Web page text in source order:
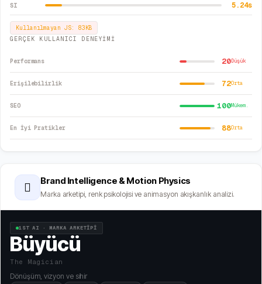
SI 5.24s
Kullanılmayan JS: 83KB
GERÇEK KULLANICI DENEYİMİ
Performans 20Düşük
Erişilebilirlik 72Orta
SEO 100Mükem.
En İyi Pratikler 88Orta
🫆 Brand Intelligence & Motion Physics
Marka arketipi, renk psikolojisi ve animasyon akışkanlık analizi.
1ST AI · MARKA ARKETİPİ
Büyücü
The Magician
Dönüşüm, vizyon ve sihir